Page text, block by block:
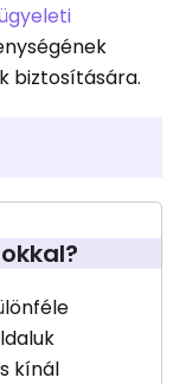
biztosítására.
kínál